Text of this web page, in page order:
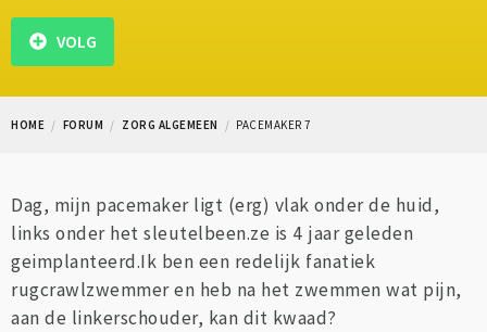
VOLG
HOME FORUM ZORG ALGEMEEN PACEMAKER 7
Dag, mijn pacemaker ligt (erg) vlak onder de huid,
links onder het sleutelbeen.ze is 4 jaar geleden
geimplanteerd.Ik ben een redelijk fanatiek
rugcrawlzwemmer en heb na het zwemmen wat pijn,
aan de linkerschouder, kan dit kwaad?